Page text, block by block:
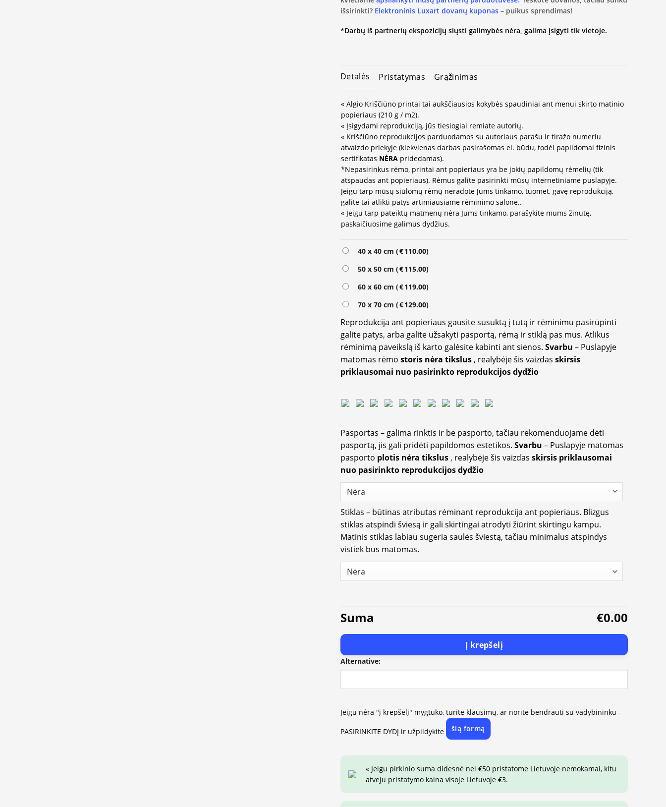
išsirinkti? Elektroninis Luxart dovanų kuponas – puikus sprendimas!
*Darbų iš partnerių ekspozicijų siųsti galimybės nėra, galima įsigyti tik vietoje.
Detalės Pristatymas Grąžinimas
« Algio Kriščiūno printai tai aukščiausios kokybės spaudiniai ant menui skirto matinio
popieriaus (210 g / m2).
« Įsigydami reprodukciją, jūs tiesiogiai remiate autorių.
« Kriščiūno reprodukcijos parduodamos su autoriaus parašu ir tiražo numeriu
atvaizdo priekyje (kiekvienas darbas pasirašomas el. būdu, todėl papildomai fizinis
sertifikatas NĖRA pridedamas).
*Nepasirinkus rėmo, printai ant popieriaus yra be jokių papildomų rėmelių (tik
atspaudas ant popieriaus). Rėmus galite pasirinkti mūsų internetiniame puslapyje.
Jeigu tarp mūsų siūlomų rėmų neradote Jums tinkamo, tuomet, gavę reprodukciją,
galite tai atlikti patys artimiausiame rėminimo salone..
« Jeigu tarp pateiktų matmenų nėra Jums tinkamo, parašykite mums žinutę,
paskaičiuosime galimus dydžius.
40 x 40 cm (€110.00)
50 x 50 cm (€115.00)
60 x 60 cm (€119.00)
70 x 70 cm (€129.00)
Reprodukcija ant popieriaus gausite susuktą į tutą ir rėminimu pasirūpinti
galite patys, arba galite užsakyti pasportą, rėmą ir stiklą pas mus. Atlikus
rėminimą paveikslą iš karto galėsite kabinti ant sienos. Svarbu – Puslapyje
matomas rėmo storis nėra tikslus , realybėje šis vaizdas skirsis
priklausomai nuo pasirinkto reprodukcijos dydžio
Pasportas – galima rinktis ir be pasporto, tačiau rekomenduojame dėti
pasportą, jis gali pridėti papildomos estetikos. Svarbu – Puslapyje matomas
pasporto plotis nėra tikslus , realybėje šis vaizdas skirsis priklausomai
nuo pasirinkto reprodukcijos dydžio
Stiklas – būtinas atributas rėminant reprodukcija ant popieriaus. Blizgus
stiklas atspindi šviesą ir gali skirtingai atrodyti žiūrint skirtingu kampu.
Matinis stiklas labiau sugeria saulės šviestą, tačiau minimalus atspindys
vistiek bus matomas.
Suma €0.00
Į krepšelį
Alternative:
Jeigu nėra "į krepšelį" mygtuko, turite klausimų, ar norite bendrauti su vadybininku -
PASIRINKITE DYDĮ ir užpildykite šią formą
« Jeigu pirkinio suma didesnė nei €50 pristatome Lietuvoje nemokamai, kitu
atveju pristatymo kaina visoje Lietuvoje €3.